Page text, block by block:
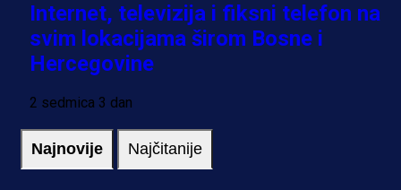
Internet, televizija i fiksni telefon na
svim lokacijama širom Bosne i
Hercegovine
2 sedmica 3 dan
Najnovije Najčitanije